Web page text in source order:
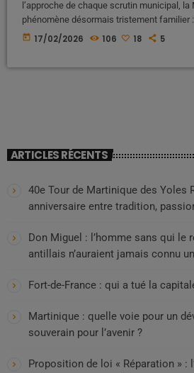
l’approche de chaque scrutin municipal,
phénomène désormais tristement familier :
plus depuis des années surgissent comme
today 17/02/2026 106 18 5
ARTICLES RÉCENTS
40e Tour de Martinique des Yoles
anniversaire entre tradition,
Don Miguel : l’homme sans qui le
antillais n’auraient jamais connu
Fort-de-France : qui a tué la
Martinique : quelle voie pour un
souverain pour l’avenir ?
Proposition de loi « Réparation » :